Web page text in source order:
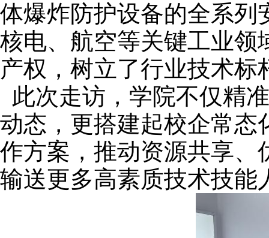
体爆炸防护设备的全系列
核电、航空等关键工业领
产权，树立了行业技术标
此次走访，学院不仅精
动态，更搭建起校企常态
作方案，推动资源共享、
输送更多高素质技术技能